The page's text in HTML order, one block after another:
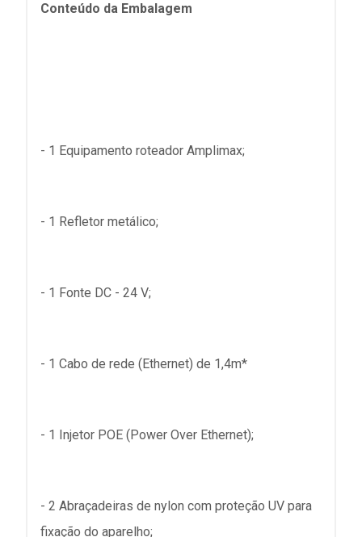
Conteúdo da Embalagem
- 1 Equipamento roteador Amplimax;
- 1 Refletor metálico;
- 1 Fonte DC - 24 V;
- 1 Cabo de rede (Ethernet) de 1,4m*
- 1 Injetor POE (Power Over Ethernet);
- 2 Abraçadeiras de nylon com proteção UV para
fixação do aparelho;